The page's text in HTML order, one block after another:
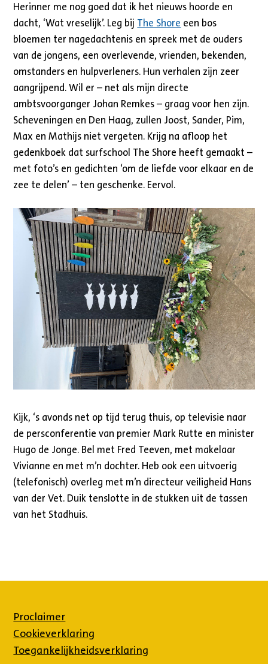
Herinner me nog goed dat ik het nieuws hoorde en
dacht, ‘Wat vreselijk’. Leg bij The Shore een bos
bloemen ter nagedachtenis en spreek met de ouders
van de jongens, een overlevende, vrienden, bekenden,
omstanders en hulpverleners. Hun verhalen zijn zeer
aangrijpend. Wil er – net als mijn directe
ambtsvoorganger Johan Remkes – graag voor hen zijn.
Scheveningen en Den Haag, zullen Joost, Sander, Pim,
Max en Mathijs niet vergeten. Krijg na afloop het
gedenkboek dat surfschool The Shore heeft gemaakt –
met foto’s en gedichten ‘om de liefde voor elkaar en de
zee te delen’ – ten geschenke. Eervol.
Kijk, ‘s avonds net op tijd terug thuis, op televisie naar
de persconferentie van premier Mark Rutte en minister
Hugo de Jonge. Bel met Fred Teeven, met makelaar
Vivianne en met m’n dochter. Heb ook een uitvoerig
(telefonisch) overleg met m’n directeur veiligheid Hans
van der Vet. Duik tenslotte in de stukken uit de tassen
van het Stadhuis.
Proclaimer
Cookieverklaring
Toegankelijkheidsverklaring